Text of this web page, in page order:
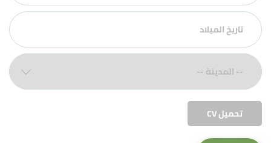
تحميل CV